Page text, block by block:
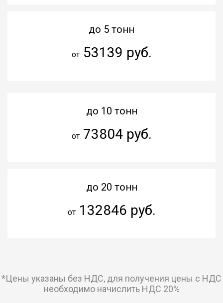
до 5 тонн
от53139 руб.
до 10 тонн
от73804 руб.
до 20 тонн
от132846 руб.
*Цены указаны без НДС, для получения цены с НДС
необходимо начислить НДС 20%